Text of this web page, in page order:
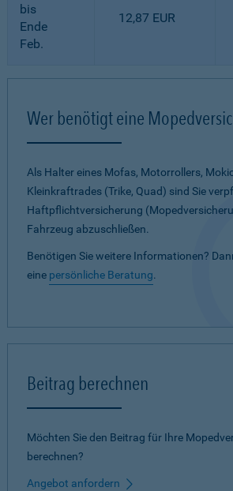
bis
Ende
Feb.
12,87 EUR
Wer benötigt eine
Als Halter eines Mofas, Motorrollers,
Kleinkraftrades (Trike, Quad) sind Sie
Haftpflichtversicherung
Fahrzeug abzuschließen.
Benötigen Sie weitere Informationen?
eine persönliche Beratung.
Beitrag berechnen
Möchten Sie den Beitrag für Ihre
berechnen?
Angebot anfordern